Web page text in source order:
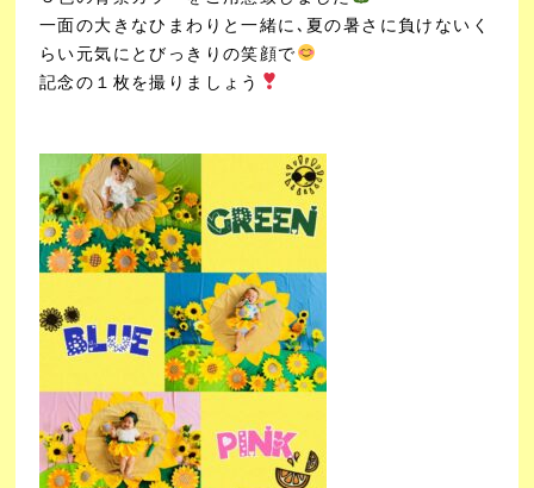
一面の大きなひまわりと一緒に､夏の暑さに負けないく
らい元気にとびっきりの笑顔で
記念の１枚を撮りましょう